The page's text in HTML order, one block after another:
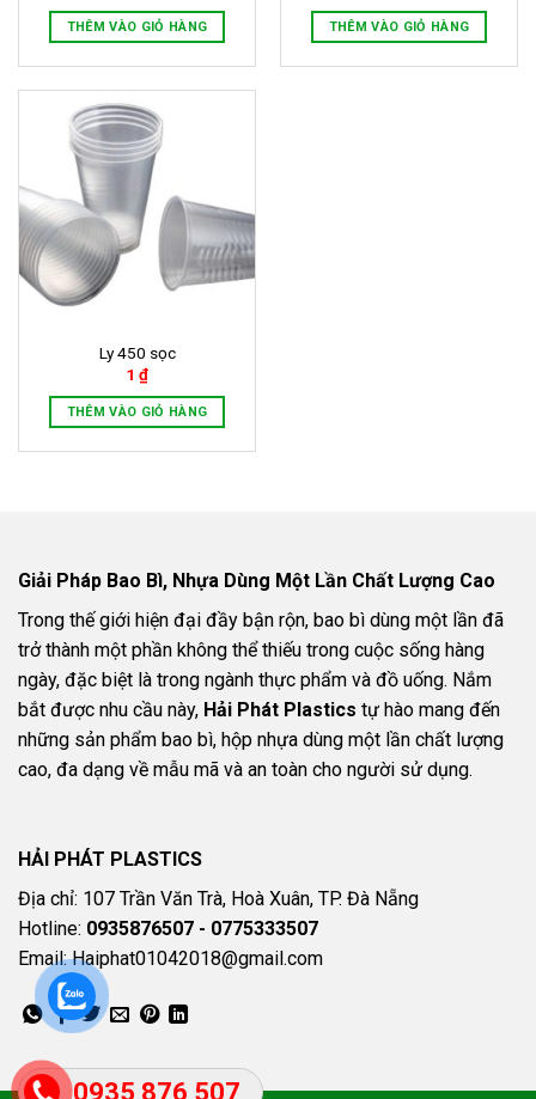
0935 876 507
THÊM VÀO GIỎ HÀNG THÊM VÀO GIỎ HÀNG
Ly 450 sọc
1 ₫
THÊM VÀO GIỎ HÀNG
Giải Pháp Bao Bì, Nhựa Dùng Một Lần Chất Lượng Cao
Trong thế giới hiện đại đầy bận rộn, bao bì dùng một lần đã
trở thành một phần không thể thiếu trong cuộc sống hàng
ngày, đặc biệt là trong ngành thực phẩm và đồ uống. Nắm
bắt được nhu cầu này, Hải Phát Plastics tự hào mang đến
những sản phẩm bao bì, hộp nhựa dùng một lần chất lượng
cao, đa dạng về mẫu mã và an toàn cho người sử dụng.
HẢI PHÁT PLASTICS
Địa chỉ: 107 Trần Văn Trà, Hoà Xuân, TP. Đà Nẵng
Hotline: 0935876507 - 0775333507
Email: Haiphat01042018@gmail.com